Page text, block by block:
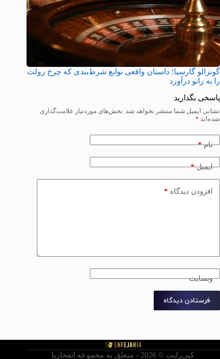
گونزالو گارسیا؛ داستان واقعی نوابغ شرط‌بندی که چرخ رولت
را به زانو درآورد
پاسخی بگذارید
نشانی ایمیل شما منتشر نخواهد شد. بخش‌های موردنیاز علامت‌گذاری
شده‌اند *
نام*
ایمیل*
افزودن دیدگاه *
وبسایت
فرستادن دیدگاه
کپی‌رایت © ‏2026 - متعلق به مجموعه انفجاریا